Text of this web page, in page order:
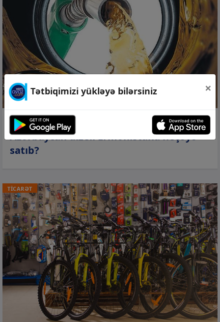
07 avq 2026, 15:56
Azərbaycan dizeli Ermənistana neçəyə
satıb?
TİCARƏT
Tətbiqimizi yükləyə bilərsiniz ×